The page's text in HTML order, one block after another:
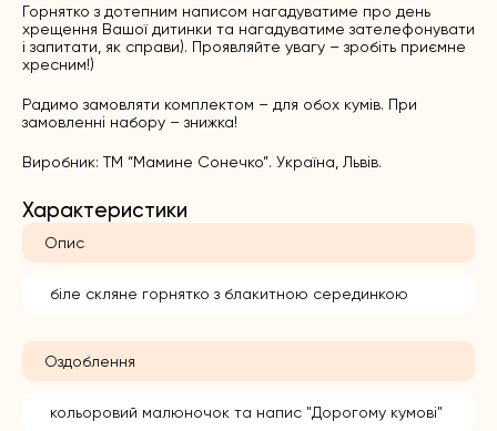
Горнятко з дотепним написом нагадуватиме про день
хрещення Вашої дитинки та нагадуватиме зателефонувати
і запитати, як справи). Проявляйте увагу – зробіть приємне
хресним!)
Радимо замовляти комплектом – для обох кумів. При
замовленні набору – знижка!
Виробник: ТМ “Мамине Сонечко”. Україна, Львів.
Характеристики
Опис
біле скляне горнятко з блакитною серединкою
Оздоблення
кольоровий малюночок та напис "Дорогому кумові"